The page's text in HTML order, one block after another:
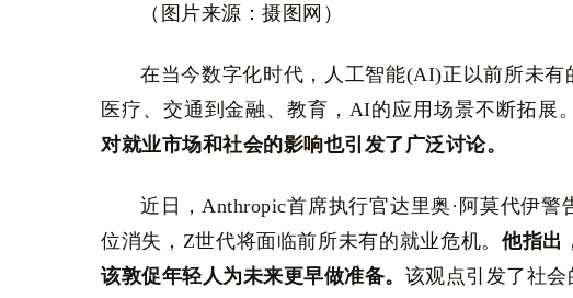
（图片来源：摄图网）
在当今数字化时代，人工智能(AI)正以前所未
医疗、交通到金融、教育，AI的应用场景不断拓展
对就业市场和社会的影响也引发了广泛讨论。
近日，Anthropic首席执行官达里奥·阿莫代伊
位消失，Z世代将面临前所未有的就业危机。 他指出
该敦促年轻人为未来更早做准备。 该观点引发了社